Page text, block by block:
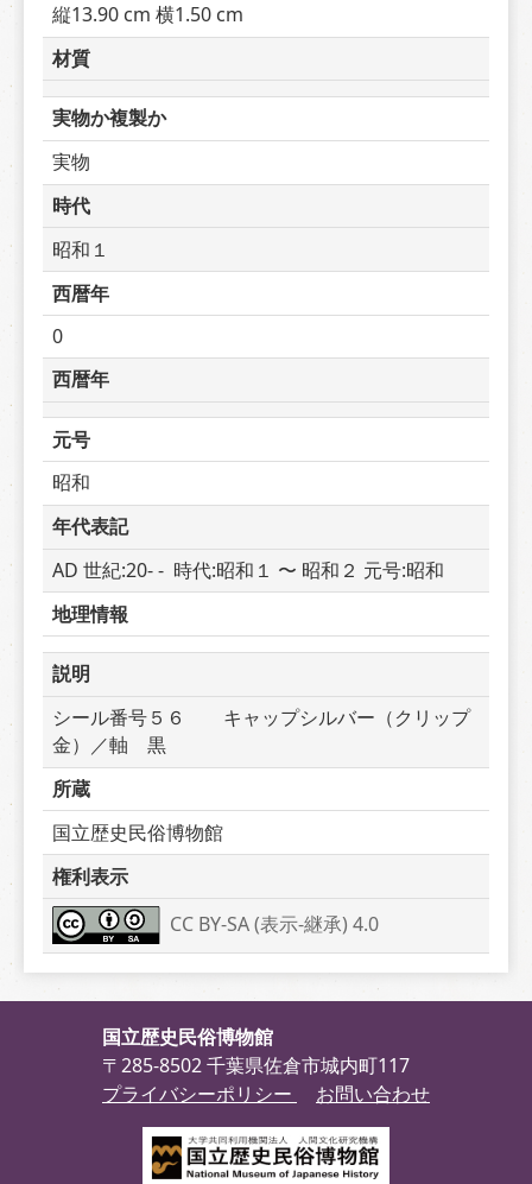
縦13.90 cm 横1.50 cm
材質
実物か複製か
実物
時代
昭和１
西暦年
0
西暦年
元号
昭和
年代表記
AD 世紀:20- -  時代:昭和１ 〜 昭和２ 元号:昭和
地理情報
説明
シール番号５６　　キャップシルバー（クリップ
金）／軸　黒
所蔵
国立歴史民俗博物館
権利表示
CC BY-SA (表示-継承) 4.0
国立歴史民俗博物館
〒285-8502 千葉県佐倉市城内町117
プライバシーポリシー
お問い合わせ